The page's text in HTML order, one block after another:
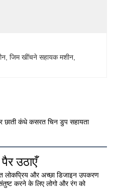
जिम खींचने सहायक मशीन
छाती कंधे कसरत चिन डुप सहायता
पैर उठाएँ
लोकप्रिय और अच्छा डिजाइन उपकरण
करने के लिए लोगो और रंग को